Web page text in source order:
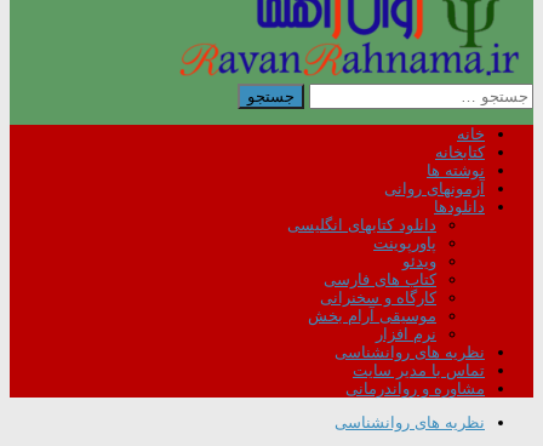
جستجو
برای:
خانه
کتابخانه
نوشته ها
آزمونهای روانی
دانلودها
دانلود کتابهای انگلیسی
پاورپوینت
ویدئو
کتاب های فارسی
کارگاه و سخنرانی
موسیقی آرام بخش
نرم افزار
نظریه های روانشناسی
تماس با مدیر سایت
مشاوره و رواندرمانی
نظریه های روانشناسی